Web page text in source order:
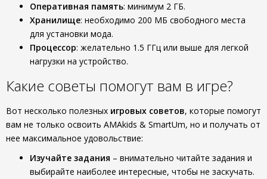
Оперативная память: минимум 2 ГБ.
Хранилище: необходимо 200 МБ свободного места
для установки мода.
Процессор: желательно 1.5 ГГц или выше для легкой
нагрузки на устройство.
Какие советы помогут вам в игре?
Вот несколько полезных игровых советов, которые помогут
вам не только освоить AMAkids & SmartUm, но и получать от
нее максимальное удовольствие:
Изучайте задания – внимательно читайте задания и
выбирайте наиболее интересные, чтобы не заскучать.